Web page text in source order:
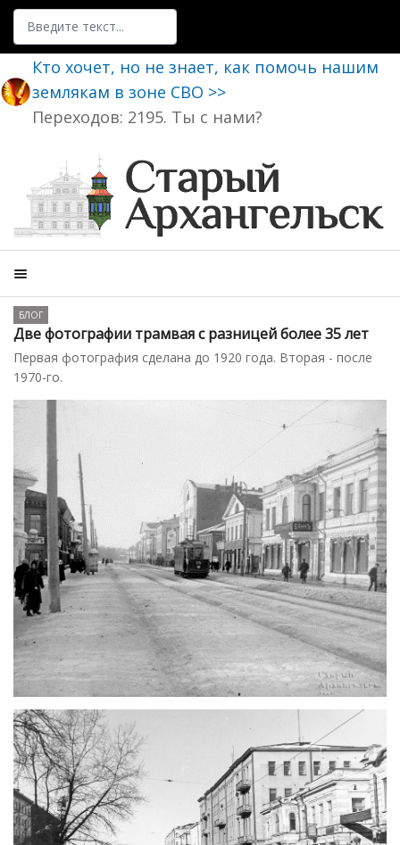
Поиск
Кто хочет, но не знает, как помочь нашим
землякам в зоне СВО >>
Переходов: 2195. Ты с нами?
БЛОГ
Две фотографии трамвая с разницей более 35 лет
Первая фотография сделана до 1920 года. Вторая - после
1970-го.